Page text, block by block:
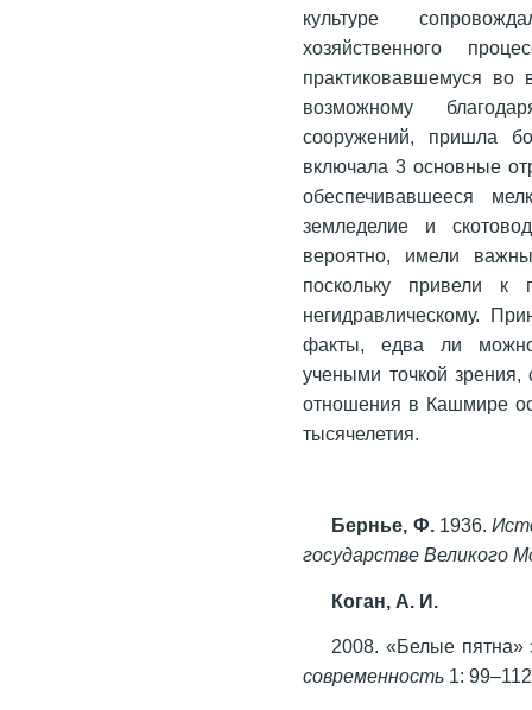
культуре
хозяйственного
практиковавшемуся
возможному
сооружений, пришла
включала 3 основные
обеспечивавшееся
земледелие и
вероятно, имели
поскольку привели к
негидравлическому.
факты, едва ли можно
учеными точкой зрения,
отношения в Кашмире
тысячелетия.
Бернье, Ф.1936.
государстве Великого
Коган, А. И.
2008. «Белые пятна»
современность 1: